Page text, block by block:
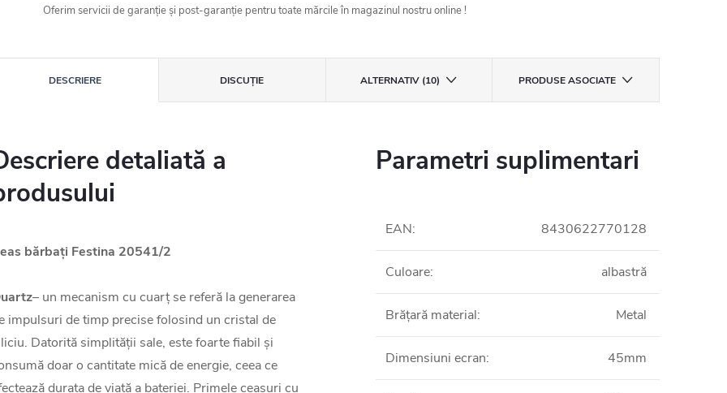
Oferim servicii de garanție și post-garanție pentru toate mărcile în magazinul nostru online !
DESCRIERE DISCUŢIE ALTERNATIV (10) PRODUSE ASOCIATE
detaliată a
bărbați Festina 20541/2
– un mecanism cu cuarț se referă la generarea
impulsuri de timp precise folosind un cristal de
Datorită simplității sale, este foarte fiabil și
doar o cantitate mică de energie, ceea ce
durata de viață a bateriei. Primele ceasuri cu
Parametri suplimentari
EAN: 8430622770128
Culoare: albastră
Brățară material: Metal
Dimensiuni ecran: 45mm